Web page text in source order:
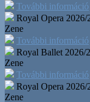
További információ
Royal Opera 2026/
Zene
További információ
Royal Ballet 2026/
Zene
További információ
Royal Opera 2026/
Zene